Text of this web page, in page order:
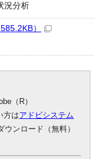
況分析
）
（R）
方はアドビシステム
ウンロード（無料）